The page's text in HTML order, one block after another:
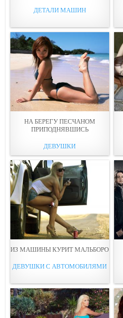
ДЕТАЛИ МАШИН
НА БЕРЕГУ ПЕСЧAНОМ
ПРИПОДНЯВШИСЬ
ДЕВУШКИ
ИЗ МАШИНЫ КУРИТ МАЛЬБОРO
ДЕВУШКИ С АВТОМОБИЛЯМИ